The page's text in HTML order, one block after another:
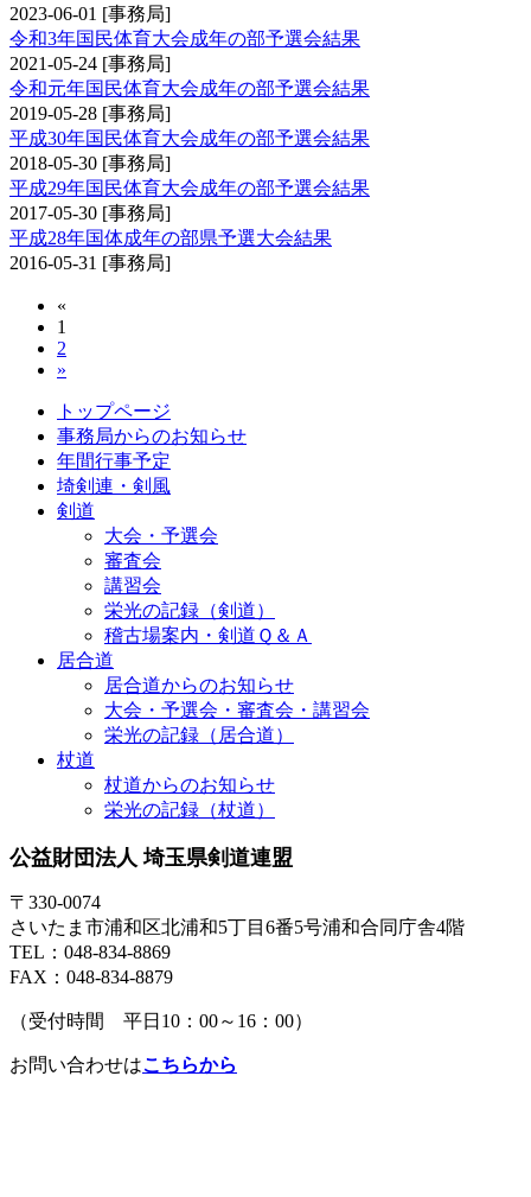
2023-06-01 [事務局]
令和3年国民体育大会成年の部予選会結果
2021-05-24 [事務局]
令和元年国民体育大会成年の部予選会結果
2019-05-28 [事務局]
平成30年国民体育大会成年の部予選会結果
2018-05-30 [事務局]
平成29年国民体育大会成年の部予選会結果
2017-05-30 [事務局]
平成28年国体成年の部県予選大会結果
2016-05-31 [事務局]
«
1
2
»
トップページ
事務局からのお知らせ
年間行事予定
埼剣連・剣風
剣道
大会・予選会
審査会
講習会
栄光の記録（剣道）
稽古場案内・剣道Ｑ＆Ａ
居合道
居合道からのお知らせ
大会・予選会・審査会・講習会
栄光の記録（居合道）
杖道
杖道からのお知らせ
栄光の記録（杖道）
公益財団法人 埼玉県剣道連盟
〒330-0074
さいたま市浦和区北浦和5丁目6番5号浦和合同庁舎4階
TEL：048-834-8869
FAX：048-834-8879
（受付時間 平日10：00～16：00）
お問い合わせはこちらから